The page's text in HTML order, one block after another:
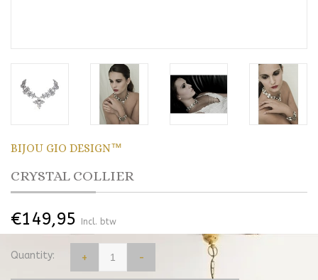
BIJOU GIO DESIGN™
CRYSTAL COLLIER
€149,95 Incl. btw
Quantity: + -